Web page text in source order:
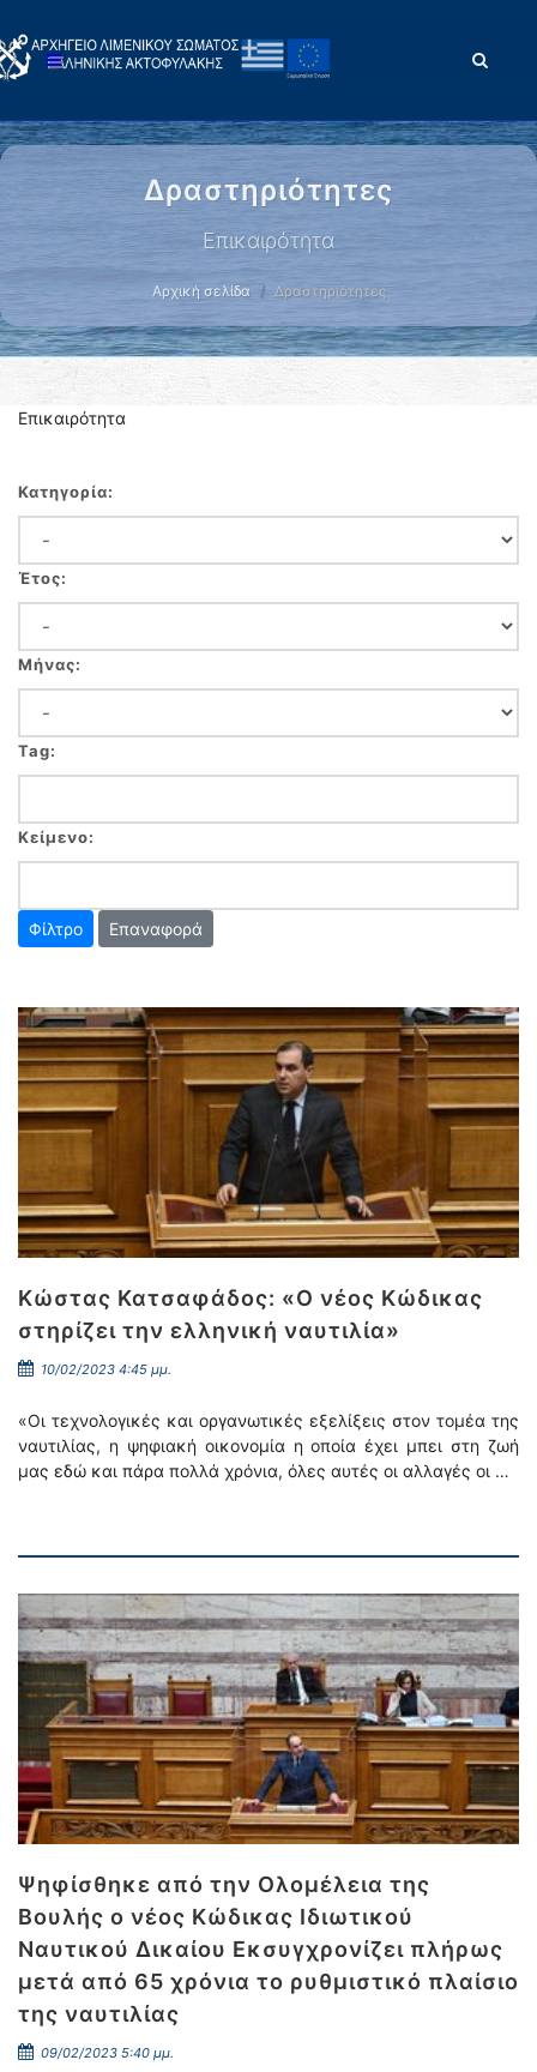
Δραστηριότητες
Επικαιρότητα
Αρχική σελίδα Δραστηριότητες
Επικαιρότητα
Κατηγορία:
Έτος:
Μήνας:
Tag:
Κείμενο:
Επαναφορά
Κώστας Κατσαφάδος: «Ο νέος Κώδικας
στηρίζει την ελληνική ναυτιλία»
10/02/2023 4:45 μμ.
«Οι τεχνολογικές και οργανωτικές εξελίξεις στον τομέα της
ναυτιλίας, η ψηφιακή οικονομία η οποία έχει μπει στη ζωή
μας εδώ και πάρα πολλά χρόνια, όλες αυτές οι αλλαγές οι …
Ψηφίσθηκε από την Ολομέλεια της
Βουλής ο νέος Κώδικας Ιδιωτικού
Ναυτικού Δικαίου Εκσυγχρονίζει πλήρως
μετά από 65 χρόνια το ρυθμιστικό πλαίσιο
της ναυτιλίας
09/02/2023 5:40 μμ.